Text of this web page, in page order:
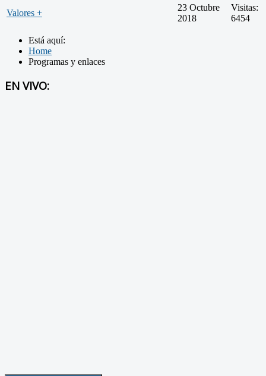
Valores +
23 Octubre
2018
Visitas:
6454
Está aquí:
Home
Programas y enlaces
EN VIVO: